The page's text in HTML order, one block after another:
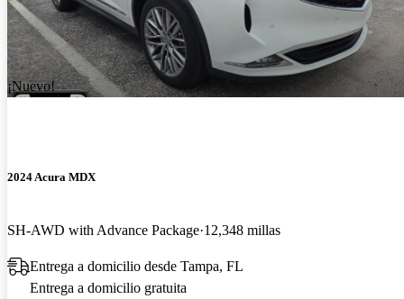
¡Nuevo!
2024 Acura MDX
SH-AWD with Advance Package 12,348 millas
Entrega a domicilio desde Tampa, FL
Entrega a domicilio gratuita